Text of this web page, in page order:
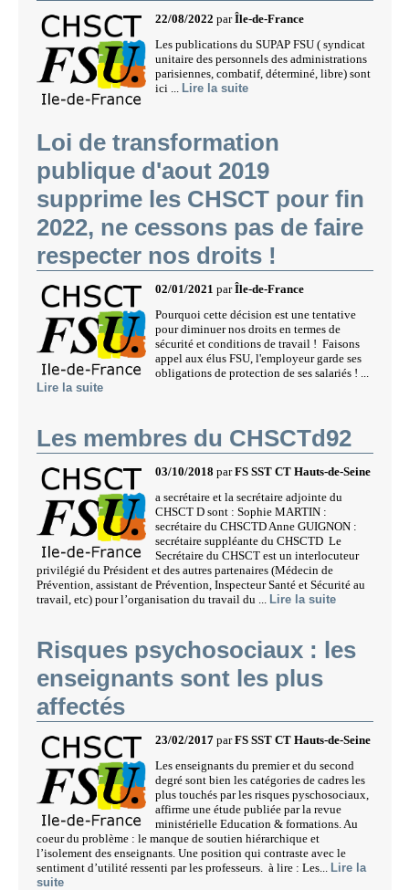
22/08/2022 parÎle-de-France
Les publications du SUPAP FSU ( syndicat
unitaire des personnels des administrations
parisiennes, combatif, déterminé, libre) sont
ici ...
Lire la suite
Loi de transformation
publique d'aout 2019
supprime les CHSCT pour fin
2022, ne cessons pas de faire
respecter nos droits !
02/01/2021 parÎle-de-France
Pourquoi cette décision est une tentative
pour diminuer nos droits en termes de
sécurité et conditions de travail ! Faisons
appel aux élus FSU, l'employeur garde ses
obligations de protection de ses salariés ! ...
Lire la suite
Les membres du CHSCTd92
03/10/2018 parFS SST CT Hauts-de-Seine
a secrétaire et la secrétaire adjointe du
CHSCT D sont : Sophie MARTIN :
secrétaire du CHSCTD Anne GUIGNON :
secrétaire suppléante du CHSCTD Le
Secrétaire du CHSCT est un interlocuteur
privilégié du Président et des autres partenaires (Médecin de
Prévention, assistant de Prévention, Inspecteur Santé et Sécurité au
travail, etc) pour l’organisation du travail du ...
Lire la suite
Risques psychosociaux : les
enseignants sont les plus
affectés
23/02/2017 parFS SST CT Hauts-de-Seine
Les enseignants du premier et du second
degré sont bien les catégories de cadres les
plus touchés par les risques pyschosociaux,
affirme une étude publiée par la revue
ministérielle Education & formations. Au
coeur du problème : le manque de soutien hiérarchique et
l’isolement des enseignants. Une position qui contraste avec le
sentiment d’utilité ressenti par les professeurs. à lire : Les...
Lire la
suite